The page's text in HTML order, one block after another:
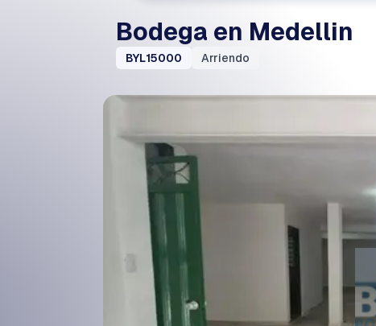
Bodega en Medellin
BYL15000 Arriendo